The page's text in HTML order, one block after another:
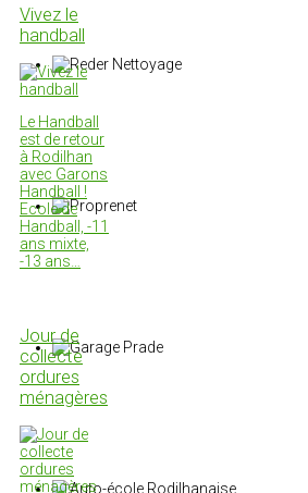
Vivez le
handball
Le Handball
est de retour
à Rodilhan
avec Garons
Handball !
Ecole de
Handball, -11
ans mixte,
-13 ans…
Jour de
collecte
ordures
ménagères